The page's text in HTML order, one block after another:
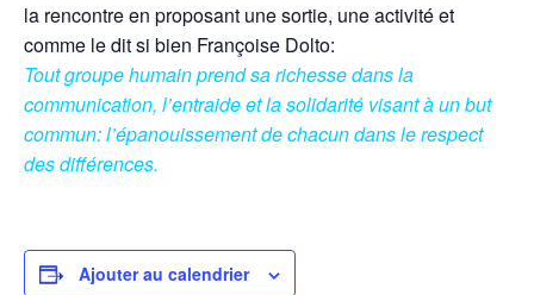
la rencontre en proposant une sortie, une activité et
comme le dit si bien Françoise Dolto:
Tout groupe humain prend sa richesse dans la
communication, l’entraide et la solidarité visant à un but
commun: l’épanouissement de chacun dans le respect
des différences.
Ajouter au calendrier